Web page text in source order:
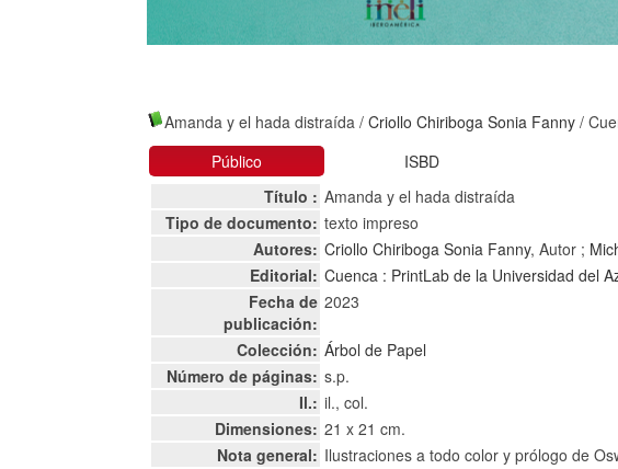
Amanda y el hada distraída /Criollo Chiriboga Sonia Fanny /
Público
ISBD
Título : Amanda y el hada distraída
Tipo de documento: texto impreso
Autores: Criollo Chiriboga Sonia Fanny, Autor ;
Editorial: Cuenca : PrintLab de la Universidad del
Fecha de
publicación:
2023
Colección: Árbol de Papel
Número de páginas: s.p.
Il.: il., col.
Dimensiones: 21 x 21 cm.
Nota general: Ilustraciones a todo color y prólogo de